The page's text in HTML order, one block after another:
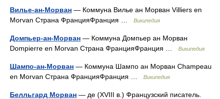
Вилье-ан-Морван — Коммуна Вилье ан Морван Villiers en
Morvan Страна ФранцияФранция …
Википедия
Домпьер-ан-Морван — Коммуна Домпьер ан Морван
Dompierre en Morvan Страна ФранцияФранция …
Википедия
Шампо-ан-Морван — Коммуна Шампо ан Морван Champeau
en Morvan Страна ФранцияФранция …
Википедия
Белльгард Морван — де (XVIII в.) Французский писатель.